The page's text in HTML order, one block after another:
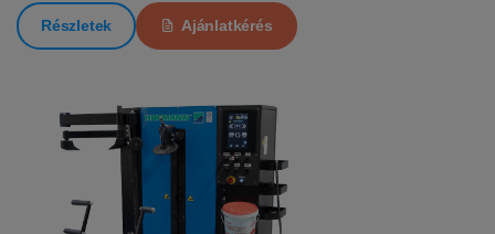
Részletek Ajánlatkérés